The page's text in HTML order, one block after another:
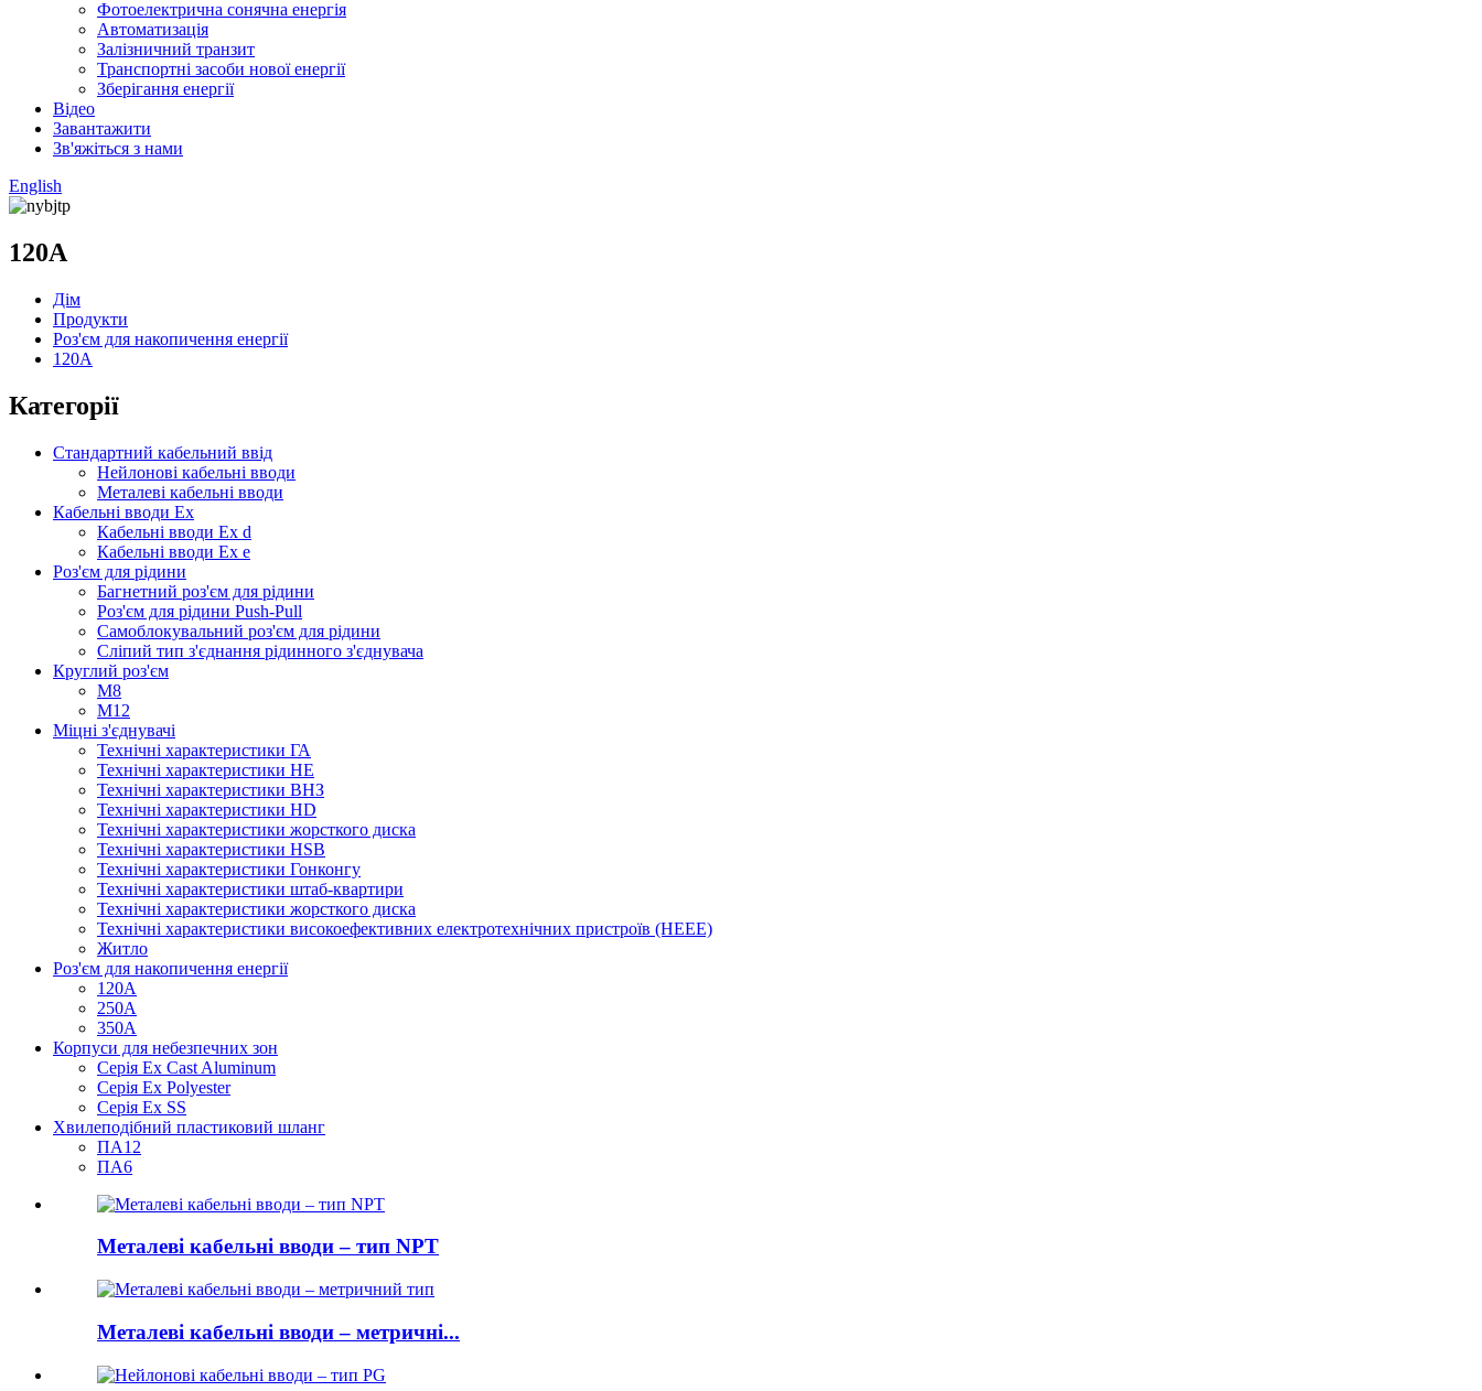
Фотоелектрична сонячна енергія
Автоматизація
Залізничний транзит
Транспортні засоби нової енергії
Зберігання енергії
Відео
Завантажити
Зв'яжіться з нами
English
120А
Дім
Продукти
Роз'єм для накопичення енергії
120А
Категорії
Стандартний кабельний ввід
Нейлонові кабельні вводи
Металеві кабельні вводи
Кабельні вводи Ex
Кабельні вводи Ex d
Кабельні вводи Ex e
Роз'єм для рідини
Багнетний роз'єм для рідини
Роз'єм для рідини Push-Pull
Самоблокувальний роз'єм для рідини
Сліпий тип з'єднання рідинного з'єднувача
Круглий роз'єм
M8
М12
Міцні з'єднувачі
Технічні характеристики ГА
Технічні характеристики HE
Технічні характеристики ВНЗ
Технічні характеристики HD
Технічні характеристики жорсткого диска
Технічні характеристики HSB
Технічні характеристики Гонконгу
Технічні характеристики штаб-квартири
Технічні характеристики жорсткого диска
Технічні характеристики високоефективних електротехнічних пристроїв (HEEE)
Житло
Роз'єм для накопичення енергії
120А
250А
350А
Корпуси для небезпечних зон
Серія Ex Cast Aluminum
Серія Ex Polyester
Серія Ex SS
Хвилеподібний пластиковий шланг
ПА12
ПА6
Металеві кабельні вводи – тип NPT
Металеві кабельні вводи – метричні...